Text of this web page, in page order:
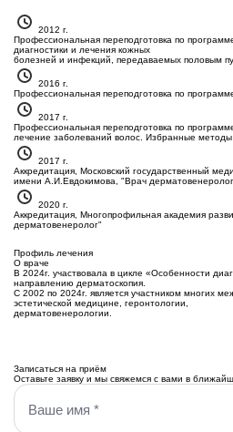
2012 г.
Профессиональная переподготовка по
диагностики и лечения кожных
болезней и инфекций, передаваемых половым
2016 г.
Профессиональная переподготовка по
2017 г.
Профессиональная переподготовка по
лечение заболеваний волос. Избранные
2017 г.
Аккредитация, Московский государственный
имени А.И.Евдокимова, "Врач
2020 г.
Аккредитация, Многопрофильная академия
дерматовенеролог"
Профиль лечения
О враче
В 2024г. участвовала в цикле «Особенности
направлению дерматоскопия.
С 2002 по 2024г. является участником многих
эстетической медицине, геронтологии,
дерматовенерологии.
Записаться на приём
Оставьте заявку и мы свяжемся с вами в